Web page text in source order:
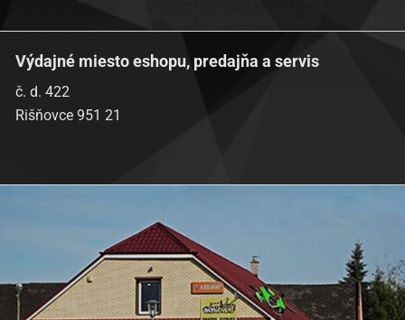
Výdajné miesto eshopu, predajňa a servis
č. d. 422
Rišňovce 951 21